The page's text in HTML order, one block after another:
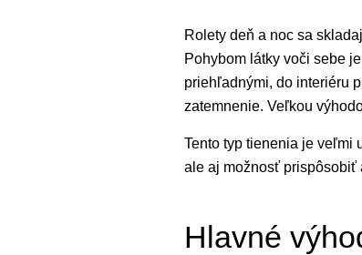
Rolety deň a noc sa
Pohybom látky voči sebe
priehľadnými, do interiéru
zatemnenie. Veľkou
Tento typ tienenia je veľmi
ale aj možnosť prispôsobiť
Hlavné